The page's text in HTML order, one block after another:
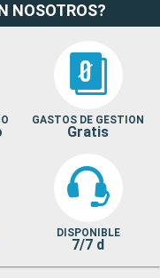
NOSOTROS?
GASTOS DE GESTION
Gratis
DISPONIBLE
7/7 d